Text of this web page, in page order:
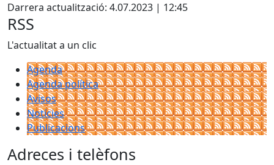
Darrera actualització: 4.07.2023 | 12:45
RSS
L'actualitat a un clic
Agenda
Agenda política
Avisos
Notícies
Publicacions
Adreces i telèfons